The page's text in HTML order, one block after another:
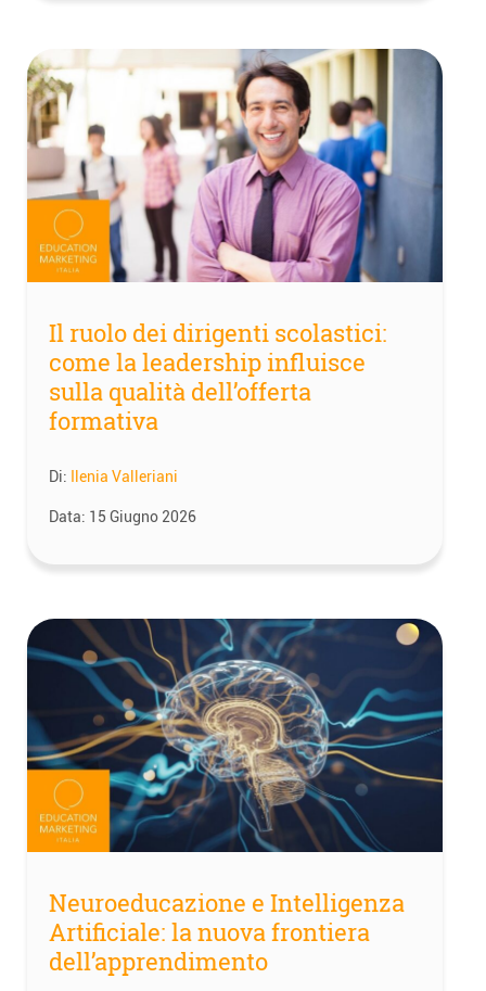
Il ruolo dei dirigenti scolastici:
come la leadership influisce
sulla qualità dell’offerta
formativa
Di: Ilenia Valleriani
Data: 15 Giugno 2026
Neuroeducazione e Intelligenza
Artificiale: la nuova frontiera
dell’apprendimento